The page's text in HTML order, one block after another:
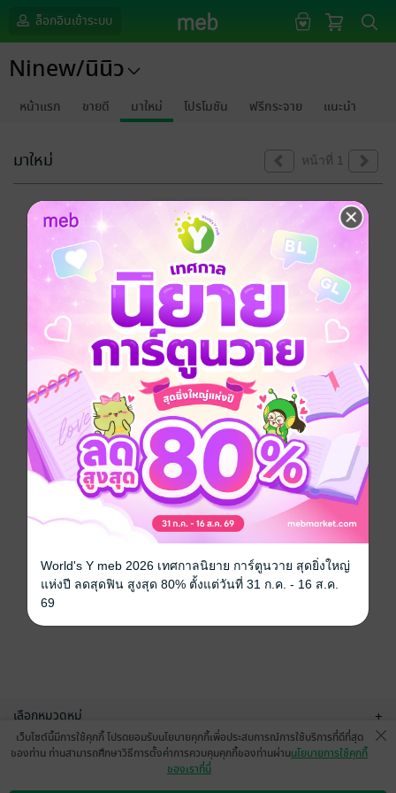
ล็อกอินเข้าระบบ
Ninew/นินิว
หน้าแรก ขายดี มาใหม่ โปรโมชัน ฟรีกระจาย แนะนำ
มาใหม่ หน้าที่ 1
ขออภัยด้วยนะคะ
ไม่พบข้อมูลในหัวข้อที่คุณกำลังชมค่ะ
เลือกหมวดหมู่ +
บริการช่วยเหลือ
เว็บไซต์นี้มีการใช้คุกกี้ โปรดยอมรับนโยบายคุกกี้เพื่อประสบการณ์การใช้บริการที่ดีที่สุด
ของท่าน ท่านสามารถศึกษาวิธีการตั้งค่าการควบคุมคุกกี้ของท่านผ่านนโยบายการใช้คุกกี้
ของเราที่นี่
World's Y meb 2026 เทศกาลนิยาย การ์ตูนวาย สุดยิ่งใหญ่
แห่งปี ลดสุดฟิน สูงสุด 80% ตั้งแต่วันที่ 31 ก.ค. - 16 ส.ค.
69